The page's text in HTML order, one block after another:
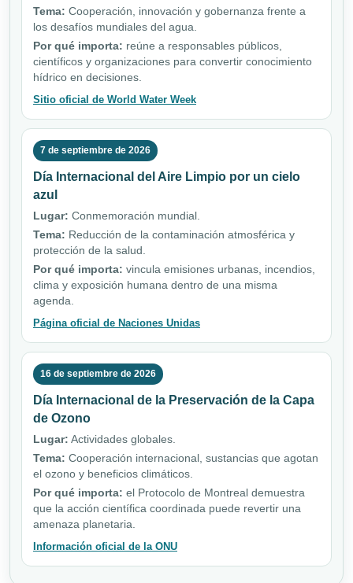
Tema: Cooperación, innovación y gobernanza frente a
los desafíos mundiales del agua.
Por qué importa: reúne a responsables públicos,
científicos y organizaciones para convertir conocimiento
hídrico en decisiones.
Sitio oficial de World Water Week
7 de septiembre de 2026
Día Internacional del Aire Limpio por un cielo
azul
Lugar: Conmemoración mundial.
Tema: Reducción de la contaminación atmosférica y
protección de la salud.
Por qué importa: vincula emisiones urbanas, incendios,
clima y exposición humana dentro de una misma
agenda.
Página oficial de Naciones Unidas
16 de septiembre de 2026
Día Internacional de la Preservación de la Capa
de Ozono
Lugar: Actividades globales.
Tema: Cooperación internacional, sustancias que agotan
el ozono y beneficios climáticos.
Por qué importa: el Protocolo de Montreal demuestra
que la acción científica coordinada puede revertir una
amenaza planetaria.
Información oficial de la ONU